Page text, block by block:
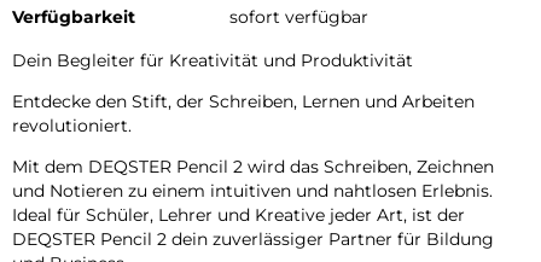
Verfügbarkeit
sofort verfügbar
Dein Begleiter für Kreativität und Produktivität
Entdecke den Stift, der Schreiben, Lernen und Arbeiten
revolutioniert.
Mit dem DEQSTER Pencil 2 wird das Schreiben, Zeichnen
und Notieren zu einem intuitiven und nahtlosen Erlebnis.
Ideal für Schüler, Lehrer und Kreative jeder Art, ist der
DEQSTER Pencil 2 dein zuverlässiger Partner für Bildung